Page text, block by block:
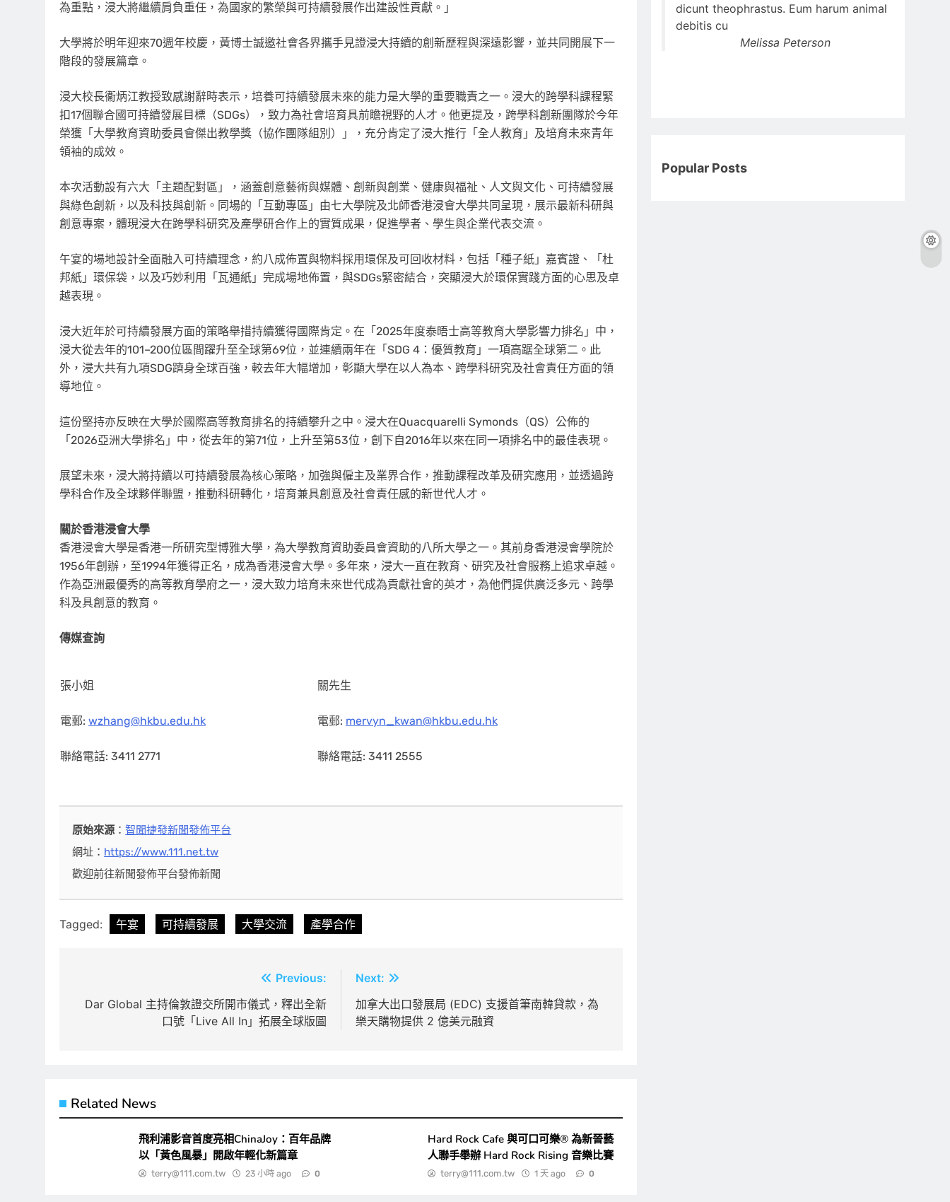
為重點，浸大將繼續肩負重任，為國家的繁榮與可持續發展作出建設性貢獻。」
大學將於明年迎來70週年校慶，黃博士誠邀社會各界攜手見證浸大持續的創新歷程與深遠影響，並共同開展下一
階段的發展篇章。
浸大校長衞炳江教授致感謝辭時表示，培養可持續發展未來的能力是大學的重要職責之一。浸大的跨學科課程緊
扣17個聯合國可持續發展目標（SDGs），致力為社會培育具前瞻視野的人才。他更提及，跨學科創新團隊於今年
榮獲「大學教育資助委員會傑出教學獎（協作團隊組別）」，充分肯定了浸大推行「全人教育」及培育未來青年
領袖的成效。
本次活動設有六大「主題配對區」，涵蓋創意藝術與媒體、創新與創業、健康與福祉、人文與文化、可持續發展
與綠色創新，以及科技與創新。同場的「互動專區」由七大學院及北師香港浸會大學共同呈現，展示最新科研與
創意專案，體現浸大在跨學科研究及產學研合作上的實質成果，促進學者、學生與企業代表交流。
午宴的場地設計全面融入可持續理念，約八成佈置與物料採用環保及可回收材料，包括「種子紙」嘉賓證、「杜
邦紙」環保袋，以及巧妙利用「瓦通紙」完成場地佈置，與SDGs緊密結合，突顯浸大於環保實踐方面的心思及卓
越表現。
浸大近年於可持續發展方面的策略舉措持續獲得國際肯定。在「2025年度泰晤士高等教育大學影響力排名」中，
浸大從去年的101–200位區間躍升至全球第69位， 並連續兩年在「SDG 4：優質教育」一項高踞全球第二 。此
外，浸大共有九項SDG躋身全球百強，較去年大幅增加， 彰顯大學在以人為本 、跨學科研究及社會責任方面的領
導地位。
這份堅持亦反映在大學於國際高等教育排名的持續攀升之中。浸大在Quacquarelli Symonds（QS）公佈的
「2026亞洲大學排名」中，從去年的第71位，上升至第53位，創下自2016年以來在同一項排名中的最佳表現。
展望未來，浸大將持續以可持續發展為核心策略，加強與僱主及業界合作，推動課程改革及研究應用，並透過跨
學科合作及全球夥伴聯盟，推動科研轉化，培育兼具創意及社會責任感的新世代人才。
關於香港浸會大學
香港浸會大學是香港一所研究型博雅大學，為大學教育資助委員會資助的八所大學之一。其前身香港浸會學院於
1956年創辦，至1994年獲得正名，成為香港浸會大學。多年來，浸大一直在教育、研究及社會服務上追求卓越。
作為亞洲最優秀的高等教育學府之一，浸大致力培育未來世代成為貢獻社會的英才，為他們提供廣泛多元、跨學
科及具創意的教育。
傳媒查詢
張小姐
電郵: wzhang@hkbu.edu.hk
聯絡電話: 3411 2771
關先生
電郵: mervyn_kwan@hkbu.edu.hk
聯絡電話: 3411 2555
原始來源 ：智聞捷發新聞發佈平台
網址： https://www.111.net.tw
歡迎前往新聞發佈平台發佈新聞
Tagged: 午宴 可持續發展 大學交流 產學合作
章
Previous:
Dar Global 主持倫敦證交所開市儀式，釋出全新
口號「Live All In」拓展全球版圖
Next:
加拿大出口發展局 (EDC) 支援首筆南韓貸款，為
樂天購物提供 2 億美元融資
Related News
飛利浦影音首度亮相ChinaJoy：百年品牌
以「黃色風暴」開啟年輕化新篇章
terry@111.com.tw 23 小時 ago 0
Hard Rock Cafe 與可口可樂® 為新晉藝
人聯手舉辦 Hard Rock Rising 音樂比賽
terry@111.com.tw 1 天 ago 0
dicunt theophrastus. Eum harum animal
debitis cu
Melissa Peterson
Popular Posts